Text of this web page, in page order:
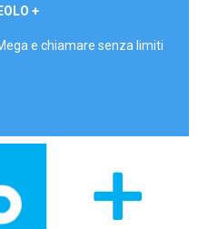
EOLO +
e chiamare senza limiti